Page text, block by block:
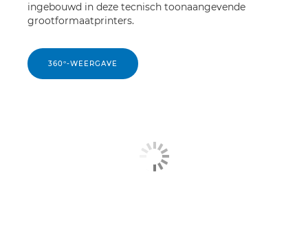
ingebouwd in deze tecnisch toonaangevende
grootformaatprinters.
360º-WEERGAVE